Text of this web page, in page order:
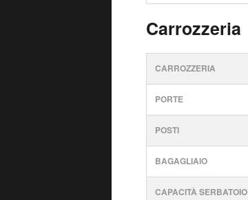
Carrozzeria
CARROZZERIA
PORTE
POSTI
BAGAGLIAIO
CAPACITÀ SERBATOIO